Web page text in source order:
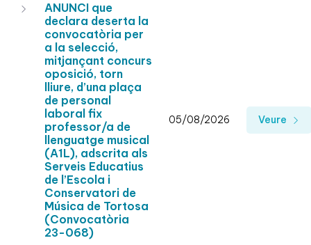
ANUNCI que
declara deserta la
convocatòria per
a la selecció,
mitjançant concurs
oposició, torn
lliure, d’una plaça
de personal
laboral fix
professor/a de
llenguatge musical
(A1L), adscrita als
Serveis Educatius
de l’Escola i
Conservatori de
Música de Tortosa
(Convocatòria
23-068)
05/08/2026 Veure